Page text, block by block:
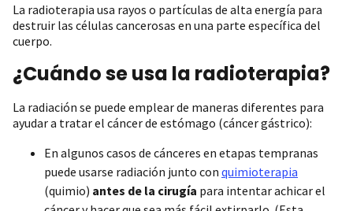
La radioterapia usa rayos o partículas de alta energía para
destruir las células cancerosas en una parte específica del
cuerpo.
¿Cuándo se usa la radioterapia?
La radiación se puede emplear de maneras diferentes para
ayudar a tratar el cáncer de estómago (cáncer gástrico):
En algunos casos de cánceres en etapas tempranas
puede usarse radiación junto con quimioterapia
(quimio) antes de la cirugía para intentar achicar el